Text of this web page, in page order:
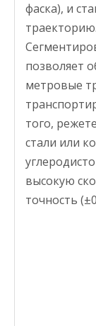
фаска), и
траекторию.
позволяет
метровые
того,
стали или
высокую
точность